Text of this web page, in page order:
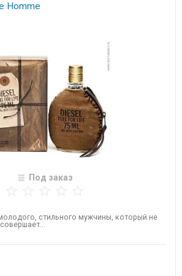
Homme
Под заказ
стильного мужчины, который не